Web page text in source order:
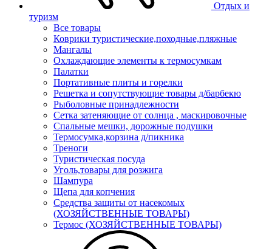
Отдых и
туризм
Все товары
Коврики туристические,походные,пляжные
Мангалы
Охлаждающие элементы к термосумкам
Палатки
Портативные плиты и горелки
Решетка и сопутствующие товары д/барбекю
Рыболовные принадлежности
Сетка затеняющие от солнца , маскировочные
Спальные мешки, дорожные подушки
Термосумка,корзина д/пикника
Треноги
Туристическая посуда
Уголь,товары для розжига
Шампура
Щепа для копчения
Средства защиты от насекомых
(ХОЗЯЙСТВЕННЫЕ ТОВАРЫ)
Термос (ХОЗЯЙСТВЕННЫЕ ТОВАРЫ)